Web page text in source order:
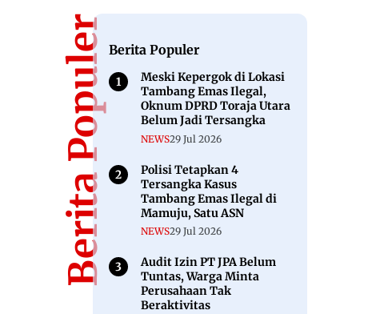
Berita PopulerBerita Populer
Meski Kepergok di Lokasi
Tambang Emas Ilegal,
Oknum DPRD Toraja Utara
Belum Jadi Tersangka
NEWS29 Jul 2026
Polisi Tetapkan 4
Tersangka Kasus
Tambang Emas Ilegal di
Mamuju, Satu ASN
NEWS29 Jul 2026
Audit Izin PT JPA Belum
Tuntas, Warga Minta
Perusahaan Tak
Beraktivitas